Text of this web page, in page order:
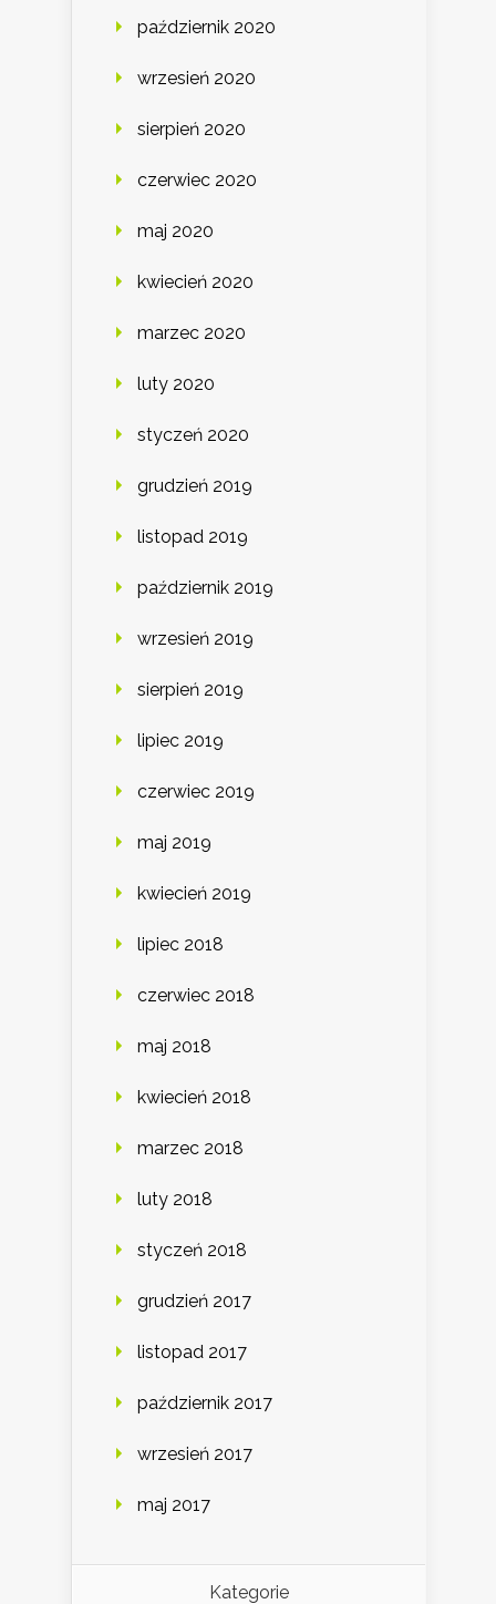
październik 2020
wrzesień 2020
sierpień 2020
czerwiec 2020
maj 2020
kwiecień 2020
marzec 2020
luty 2020
styczeń 2020
grudzień 2019
listopad 2019
październik 2019
wrzesień 2019
sierpień 2019
lipiec 2019
czerwiec 2019
maj 2019
kwiecień 2019
lipiec 2018
czerwiec 2018
maj 2018
kwiecień 2018
marzec 2018
luty 2018
styczeń 2018
grudzień 2017
listopad 2017
październik 2017
wrzesień 2017
maj 2017
Kategorie